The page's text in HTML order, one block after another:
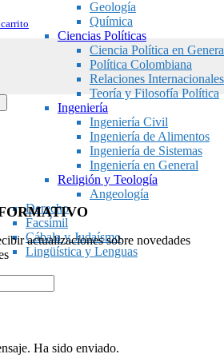
Geología
Química
Ciencias Políticas
Ciencia Política en
Política Colombiana
Relaciones Internacionales
Teoría y Filosofía Política
Ingeniería
Ingeniería Civil
Ingeniería de Alimentos
Ingeniería de Sistemas
Ingeniería en General
Religión y Teología
Angeología
Derecho
Facsímil
Cábala y Judaísmo
Lingüística y Lenguas
actualizaciones sobre novedades
Ha sido enviado.